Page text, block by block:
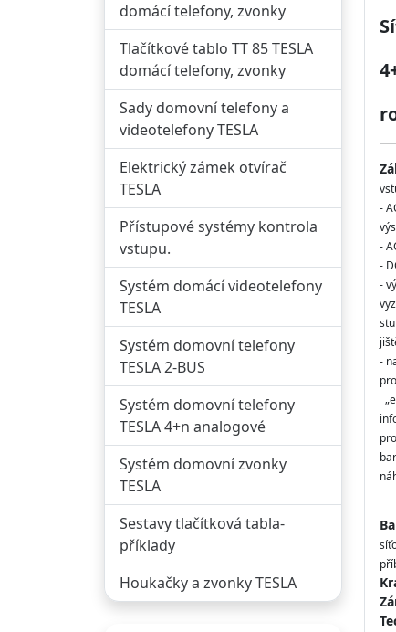
domácí telefony, zvonky
Tlačítkové tablo TT 85 TESLA
domácí telefony, zvonky
Sady domovní telefony a
videotelefony TESLA
Elektrický zámek otvírač
TESLA
Přístupové systémy kontrola
vstupu.
Systém domácí videotelefony
TESLA
Systém domovní telefony
TESLA 2-BUS
Systém domovní telefony
TESLA 4+n analogové
Systém domovní zvonky
TESLA
Sestavy tlačítková tabla-
příklady
Houkačky a zvonky TESLA
-
-
-
-
-